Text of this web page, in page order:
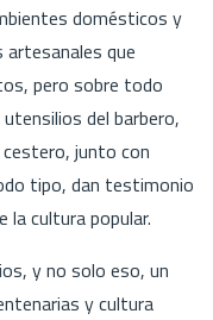
domésticos y
que
pero sobre todo
del barbero,
junto con
tipo, dan testimonio
la cultura popular.
y no solo eso, un
y cultura